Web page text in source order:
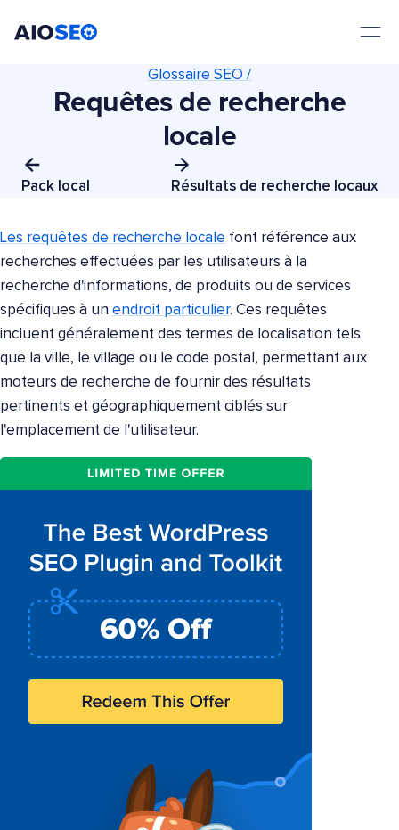
Pack local
Glossaire SEO /
Requêtes de recherche
locale
Résultats de recherche locaux
Les requêtes de recherche locale font référence aux
recherches effectuées par les utilisateurs à la
recherche d'informations, de produits ou de services
spécifiques à un endroit particulier. Ces requêtes
incluent généralement des termes de localisation tels
que la ville, le village ou le code postal, permettant aux
moteurs de recherche de fournir des résultats
pertinents et géographiquement ciblés sur
l'emplacement de l'utilisateur.